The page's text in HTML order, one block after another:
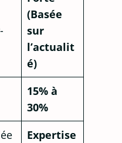
(Basée
sur
l’actualit
é)
15% à
30%
Expertise